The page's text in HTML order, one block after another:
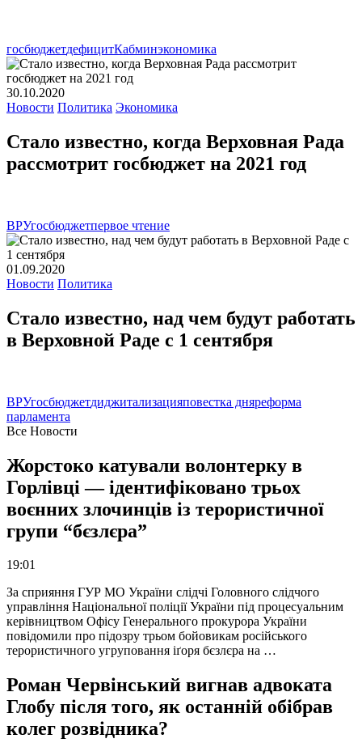
госбюджетдефицитКабминэкономика
30.10.2020
Новости Политика Экономика
Стало известно, когда Верховная Рада
рассмотрит госбюджет на 2021 год
ВРУгосбюджетпервое чтение
01.09.2020
Новости Политика
Стало известно, над чем будут работать
в Верховной Раде с 1 сентября
ВРУгосбюджетдиджитализацияповестка дняреформа
парламента
Все Новости
Жорстоко катували волонтерку в
Горлівці — ідентифіковано трьох
воєнних злочинців із терористичної
групи “бєзлєра”
19:01
За сприяння ГУР МО України слідчі Головного слідчого
управління Національної поліції України під процесуальним
керівництвом Офісу Генерального прокурора України
повідомили про підозру трьом бойовикам російського
терористичного угруповання іґоря бєзлєра на …
Роман Червінський вигнав адвоката
Глобу після того, як останній обібрав
колег розвідника?